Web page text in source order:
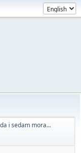
i sedam mora...